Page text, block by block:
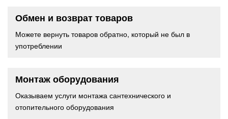
Обмен и возврат товаров
Можете вернуть товаров обратно, который не был в
употреблении
Монтаж оборудования
Оказываем услуги монтажа сантехнического и
отопительного оборудования